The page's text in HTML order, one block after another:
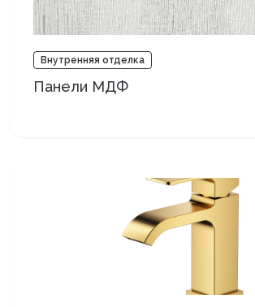
Внутренняя отделка
Панели МДФ